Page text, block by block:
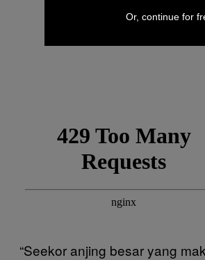
“Seekor anjing besar yang
Or, continue for